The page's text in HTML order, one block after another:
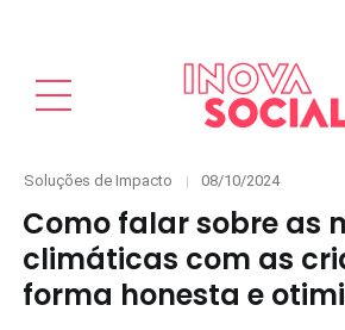
Categories
Soluções de Impacto
Posted
08/10/2024
Como falar sobre as
climáticas com as
forma honesta e